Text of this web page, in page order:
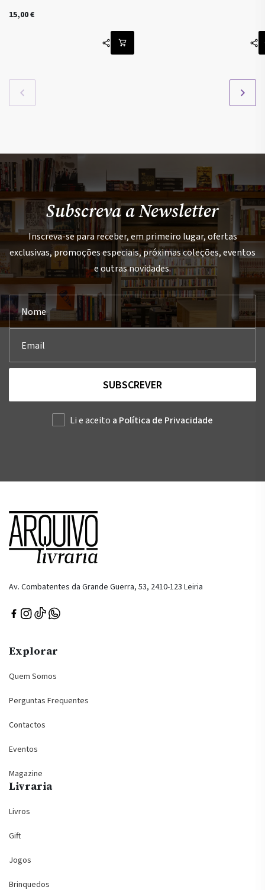
15,00€
Subscreva a Newsletter
Inscreva-se para receber, em primeiro lugar, ofertas
exclusivas, promoções especiais, próximas coleções, eventos
e outras novidades.
SUBSCREVER
Li e aceito a Política de Privacidade
Av. Combatentes da Grande Guerra, 53, 2410-123 Leiria
Explorar
Quem Somos
Perguntas Frequentes
Contactos
Eventos
Magazine
Livraria
Livros
Gift
Jogos
Brinquedos